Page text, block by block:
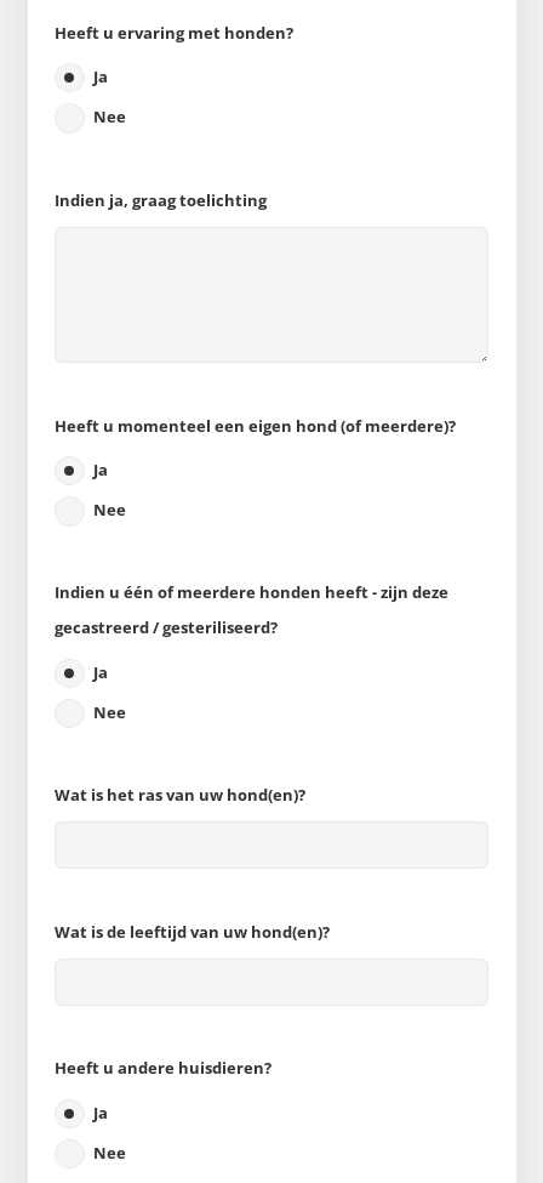
Heeft u ervaring met honden?
Ja
Nee
Indien ja, graag toelichting
Heeft u momenteel een eigen hond (of meerdere)?
Ja
Nee
Indien u één of meerdere honden heeft - zijn deze
gecastreerd / gesteriliseerd?
Ja
Nee
Wat is het ras van uw hond(en)?
Wat is de leeftijd van uw hond(en)?
Heeft u andere huisdieren?
Ja
Nee